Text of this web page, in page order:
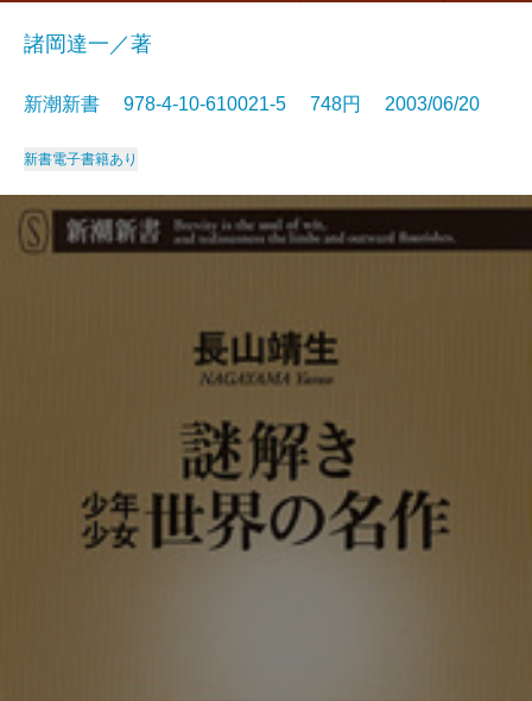
諸岡達一／著
新潮新書 978-4-10-610021-5 748円 2003/06/20
新書電子書籍あり